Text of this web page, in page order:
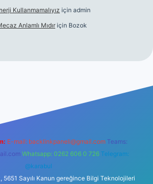
Kullanmamalıyız için admin
Anlamlı Mıdır için Bozok
E-mail: backlinkpaneli@gmail.com Teams:
Whatsapp: 0262 606 0 726 Telegram:
@karabul
5651 Sayılı Kanun gereğince Bilgi Teknolojileri